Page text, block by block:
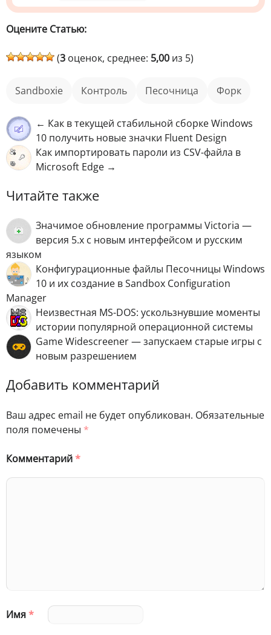
Оцените Статью:
(3 оценок, среднее: 5,00 из 5)
Sandboxie контроль песочница форк
← Как в текущей стабильной сборке Windows
10 получить новые значки Fluent Design
Как импортировать пароли из CSV-файла в
Microsoft Edge →
Читайте также
Значимое обновление программы Victoria —
версия 5.х с новым интерфейсом и русским
языком
Конфигурационные файлы Песочницы Windows
10 и их создание в Sandbox Configuration
Manager
Неизвестная MS-DOS: ускользнувшие моменты
истории популярной операционной системы
Game Widescreener — запускаем старые игры с
новым разрешением
Добавить комментарий
Ваш адрес email не будет опубликован. Обязательные
поля помечены *
Комментарий*
Имя*